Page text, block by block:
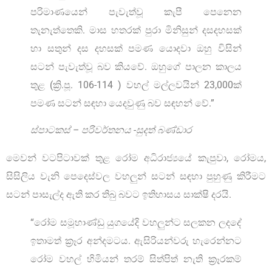
පරිමාණයෙන් පැවැත්වූ කැපී පෙනෙන
තැනැත්තෙකි. මාස හතරක් පුරා මිනිසුන් දසදහසක්
හා සතුන් දස දහසක් පමණ යොදවා ඔහු විසින්
සටන් පැවැත්වූ බව කියවේ. ඔහුගේ පාලන කාලය
තුළ (ක්‍රි.පූ. 106-114 ) වහල් මල්ලවයින් 23,000ක්
පමණ සටන් සඳහා යෙදවුණු බව සඳහන් වේ.”
ස්පාටකස් – පරිවර්තනය -සුදත් බණ්ඩාර
මෙවන් වටපිටාවක් තුළ රෝම අධිරාජ්‍යයේ කැපුවා, රෝමය,
සිසිලිය වැනි පෙදෙස්වල වහලුන් සටන් සඳහා පුහුණු කිරීමට
සටන් පාසැල්ද ඇති කර තිබු බවට ඉතිහාසය සාක්ෂි දරයි.
“රෝම සමූහාණ්ඩු යුගයේදි වහලුන්ට සලකන ලදදේ
ඉතාමත් ක්‍රෑර අන්දමටය. ඇසිරියන්වරු හැරෙන්නට
රෝම වහල් හිමියන් තරම් සිත්පිත් නැති ක්‍රෑරකම්